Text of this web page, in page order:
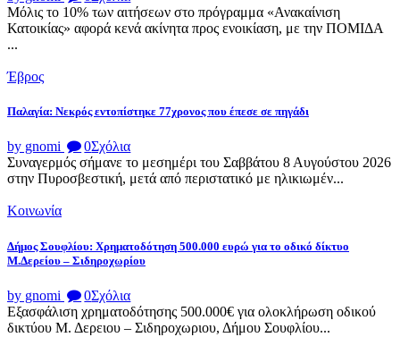
Μόλις το 10% των αιτήσεων στο πρόγραμμα «Ανακαίνιση
Κατοικίας» αφορά κενά ακίνητα προς ενοικίαση, με την ΠΟΜΙΔΑ
...
Έβρος
Παλαγία: Νεκρός εντοπίστηκε 77χρονος που έπεσε σε πηγάδι
by gnomi 0Σχόλια
Συναγερμός σήμανε το μεσημέρι του Σαββάτου 8 Αυγούστου 2026
στην Πυροσβεστική, μετά από περιστατικό με ηλικιωμέν...
Κοινωνία
Δήμος Σουφλίου: Χρηματοδότηση 500.000 ευρώ για το οδικό δίκτυο
Μ.Δερείου – Σιδηροχωρίου
by gnomi 0Σχόλια
Εξασφάλιση χρηματοδότησης 500.000€ για ολοκλήρωση οδικού
δικτύου Μ. Δερειου – Σιδηροχωριου, Δήμου Σουφλίου...